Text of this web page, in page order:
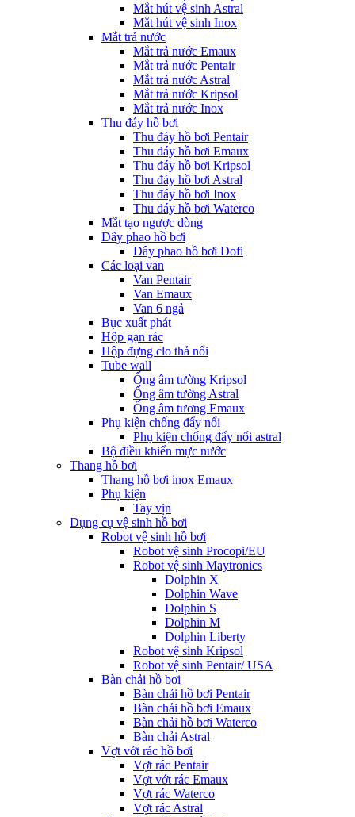
Mắt hút vệ sinh Astral
Mắt hút vệ sinh Inox
Mắt trả nước
Mắt trả nước Emaux
Mắt trả nước Pentair
Mắt trả nước Astral
Mắt trả nước Kripsol
Mắt trả nước Inox
Thu đáy hồ bơi
Thu đáy hồ bơi Pentair
Thu đáy hồ bơi Emaux
Thu đáy hồ bơi Kripsol
Thu đáy hồ bơi Astral
Thu đáy hồ bơi Inox
Thu đáy hồ bơi Waterco
Mắt tạo ngược dòng
Dây phao hồ bơi
Dây phao hồ bơi Dofi
Các loại van
Van Pentair
Van Emaux
Van 6 ngả
Bục xuất phát
Hộp gạn rác
Hộp đựng clo thả nổi
Tube wall
Ống âm tường Kripsol
Ống âm tường Astral
Ống âm tương Emaux
Phụ kiện chống đẩy nổi
Phụ kiện chống đẩy nổi astral
Bộ điều khiển mực nước
Thang hồ bơi
Thang hồ bơi inox Emaux
Phụ kiện
Tay vịn
Dụng cụ vệ sinh hồ bơi
Robot vệ sinh hồ bơi
Robot vệ sinh Procopi/EU
Robot vệ sinh Maytronics
Dolphin X
Dolphin Wave
Dolphin S
Dolphin M
Dolphin Liberty
Robot vệ sinh Kripsol
Robot vệ sinh Pentair/ USA
Bàn chải hồ bơi
Bàn chải hồ bơi Pentair
Bàn chải hồ bơi Emaux
Bàn chải hồ bơi Waterco
Bàn chải Astral
Vợt vớt rác hồ bơi
Vợt rác Pentair
Vợt vớt rác Emaux
Vợt rác Waterco
Vợt rác Astral